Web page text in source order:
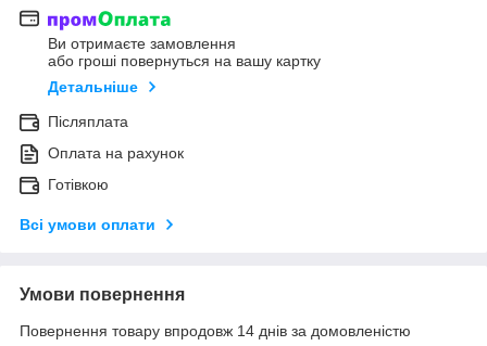
Ви отримаєте замовлення
або гроші повернуться на вашу картку
Детальніше
Післяплата
Оплата на рахунок
Готівкою
Всі умови оплати
Умови повернення
Повернення товару впродовж 14 днів за домовленістю